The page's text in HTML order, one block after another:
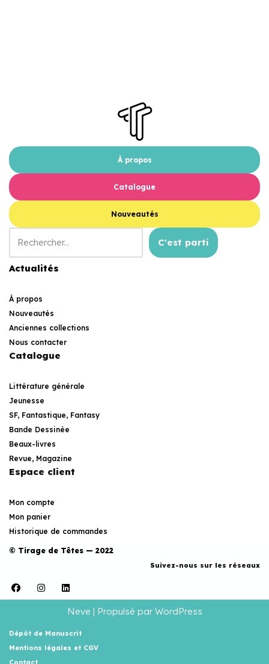
À propos
Catalogue
Nouveautés
C'est parti
Actualités
À propos
Nouveautés
Anciennes collections
Nous contacter
Catalogue
Littérature générale
Jeunesse
SF, Fantastique, Fantasy
Bande Dessinée
Beaux-livres
Revue, Magazine
Espace client
Mon compte
Mon panier
Historique de commandes
© Tirage de Têtes — 2022
Suivez-nous sur les réseaux
Neve | Propulsé par WordPress
Dépôt de Manuscrit
Mentions légales et CGV
Contact